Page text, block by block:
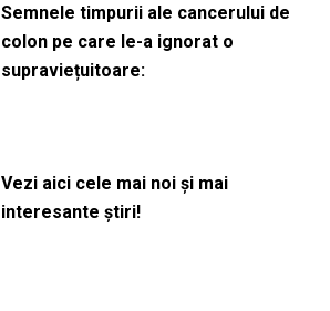
Semnele timpurii ale cancerului de
colon pe care le-a ignorat o
supraviețuitoare:
Vezi aici cele mai noi și mai
interesante știri!